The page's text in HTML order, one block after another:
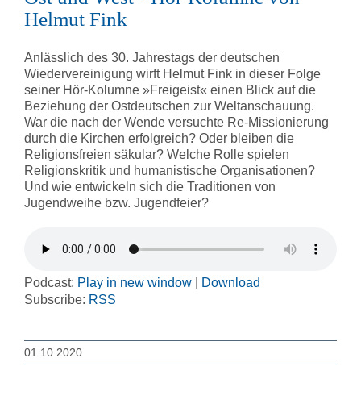
Helmut Fink
Anlässlich des 30. Jahrestags der deutschen
Wiedervereinigung wirft Helmut Fink in dieser Folge
seiner Hör-Kolumne »Freigeist« einen Blick auf die
Beziehung der Ostdeutschen zur Weltanschauung.
War die nach der Wende versuchte Re-Missionierung
durch die Kirchen erfolgreich? Oder bleiben die
Religionsfreien säkular? Welche Rolle spielen
Religionskritik und humanistische Organisationen?
Und wie entwickeln sich die Traditionen von
Jugendweihe bzw. Jugendfeier?
Podcast: Play in new window
Download
Subscribe: RSS
01.10.2020